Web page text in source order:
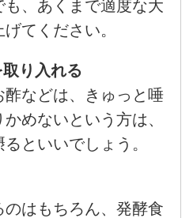
も、あくまで適度な大
てください。
り入れる
などは、きゅっと唾
めないという方は、
といいでしょう。
はもちろん、発酵食